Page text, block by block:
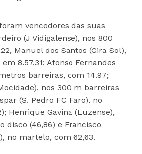
vencedores das suas
(J Vidigalense), nos 800
Manuel dos Santos (Gira Sol),
8.57,31; Afonso Fernandes
barreiras, com 14.97;
nos 300 m barreiras
(S. Pedro FC Faro), no
Henrique Gavina (Luzense),
disco (46,86) e Francisco
no martelo, com 62,63.